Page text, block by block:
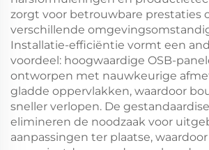
zorgt voor betrouwbare prestaties
verschillende
Installatie-efficiëntie vormt een
voordeel: hoogwaardige OSB-
ontworpen met nauwkeurige
gladde oppervlakken, waardoor
sneller verlopen. De
elimineren de noodzaak voor
aanpassingen ter plaatse,